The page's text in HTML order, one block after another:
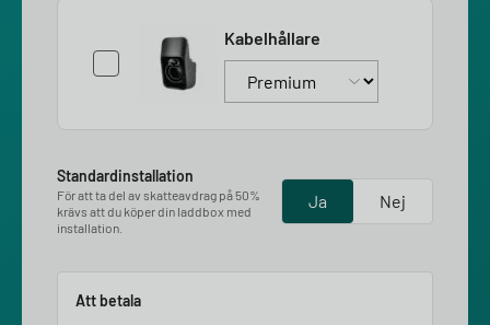
Kabelhållare
Standardinstallation
För att ta del av skatteavdrag på 50%
krävs att du köper din laddbox med
installation.
Ja Nej
Att betala